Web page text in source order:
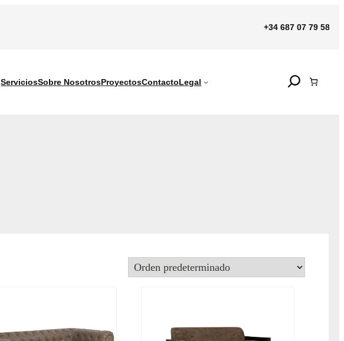
+34 687 07 79 58
ServiciosSobre NosotrosProyectosContactoLegal
Search